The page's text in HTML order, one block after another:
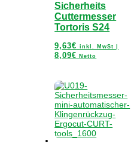
Sicherheits
Cuttermesser
Tortoris S24
9,63€ inkl. MwSt |
8,09€ Netto